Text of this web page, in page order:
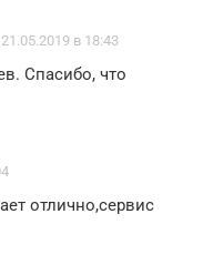
21.05.2019 в 18:43
Спасибо, что
отлично,сервис